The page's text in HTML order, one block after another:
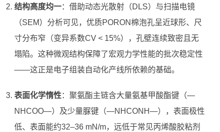
结构高度均一：借助动态光散射（DLS）与扫描电镜
（SEM）分析可见，优质PORON棉泡孔呈近球形、尺
寸分布窄（变异系数CV < 15%），孔壁连续致密且无
塌陷。这种微观结构保障了宏观力学性能的批次稳定性
——这正是电子组装自动化产线所依赖的基础。
表面化学惰性：聚氨酯主链含大量氨基甲酸酯键（—
NHCOO—）及少量脲键（—NHCONH—），表面极性
低、表面能约32–36 mN/m，远低于常见丙烯酸胶粘剂